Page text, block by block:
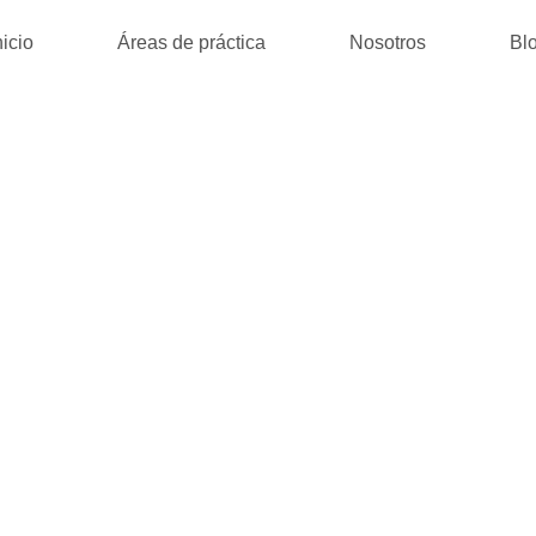
Áreas de práctica Nosotros